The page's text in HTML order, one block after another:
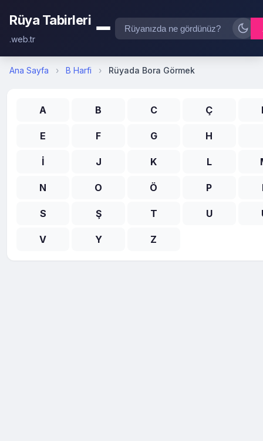
Rüya Tabirleri
.web.tr
Ana Sayfa › B Harfi › Rüyada Bora Görmek
A B C Ç
E F G H
İ J K L
N O Ö P
S Ş T U
V Y Z